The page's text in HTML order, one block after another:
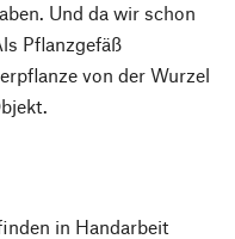
Und da wir schon
Pflanzgefäß
von der Wurzel
in Handarbeit